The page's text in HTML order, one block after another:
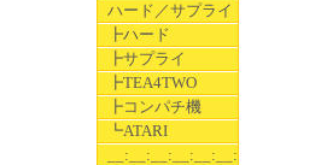
ハード／サプライ
┣ハード
┣サプライ
┣TEA4TWO
┣コンパチ機
┗ATARI
__:__:__:__:__:__:__